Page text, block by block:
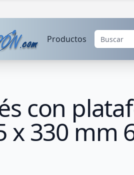
Productos
con
x 330 mm